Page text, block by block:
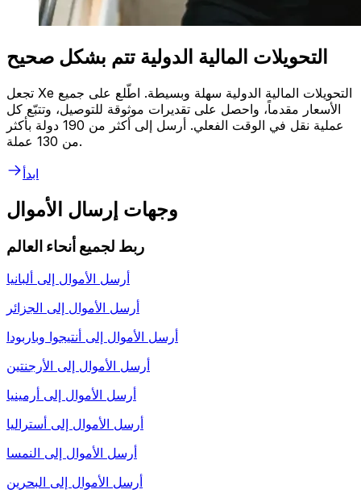
التحويلات المالية الدولية تتم بشكل صحيح
تجعل Xe التحويلات المالية الدولية سهلة وبسيطة. اطّلع على جميع
الأسعار مقدماً، واحصل على تقديرات موثوقة للتوصيل، وتتبّع كل
عملية نقل في الوقت الفعلي. أرسل إلى أكثر من 190 دولة بأكثر
من 130 عملة.
ابدأ
وجهات إرسال الأموال
ربط لجميع أنحاء العالم
أرسل الأموال إلى ألبانيا
أرسل الأموال إلى الجزائر
أرسل الأموال إلى أنتيجوا وباربودا
أرسل الأموال إلى الأرجنتين
أرسل الأموال إلى أرمينيا
أرسل الأموال إلى أستراليا
أرسل الأموال إلى النمسا
أرسل الأموال إلى البحرين